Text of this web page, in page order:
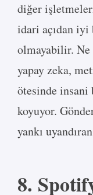
diğer
idari açıdan
olmayabilir. Ne
yapay zeka,
ötesinde insani
koyuyor.
yankı
8.